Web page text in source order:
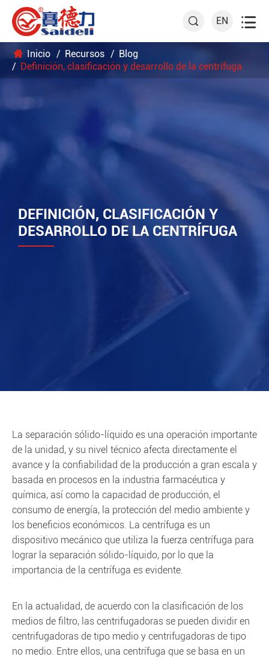
 EN 
Inicio Recursos
Blog
Definición, clasificación y desarrollo de la centrífuga
DEFINICIÓN, CLASIFICACIÓN Y
DESARROLLO DE LA CENTRÍFUGA
La separación sólido-líquido es una operación importante
de la unidad, y su nivel técnico afecta directamente el
avance y la confiabilidad de la producción a gran escala y
basada en procesos en la industria farmacéutica y
química, así como la capacidad de producción, el
consumo de energía, la protección del medio ambiente y
los beneficios económicos. La centrífuga es un
dispositivo mecánico que utiliza la fuerza centrífuga para
lograr la separación sólido-líquido, por lo que la
importancia de la centrífuga es evidente.
En la actualidad, de acuerdo con la clasificación de los
medios de filtro, las centrifugadoras se pueden dividir en
centrifugadoras de tipo medio y centrifugadoras de tipo
no medio. Entre ellos, una centrífuga que se basa en un